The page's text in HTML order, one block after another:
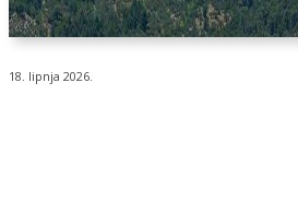
18. lipnja 2026.